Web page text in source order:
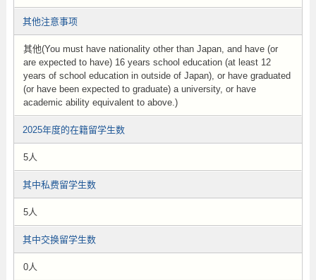
其他注意事项
其他(You must have nationality other than Japan, and have (or
are expected to have) 16 years school education (at least 12
years of school education in outside of Japan), or have graduated
(or have been expected to graduate) a university, or have
academic ability equivalent to above.)
2025年度的在籍留学生数
5人
其中私费留学生数
5人
其中交换留学生数
0人